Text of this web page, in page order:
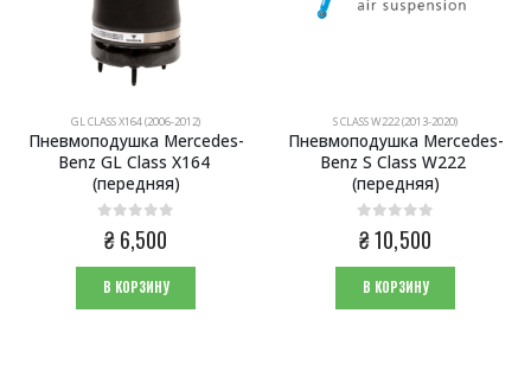
GL CLASS X164 (2006-2012)
Пневмоподушка Mercedes-
Benz GL Class X164
(передняя)
0из 5
₴6,500
В КОРЗИНУ
S CLASS W222 (2013-2020)
Пневмоподушка Mercedes-
Benz S Class W222
(передняя)
0 из 5
₴10,500
В КОРЗИНУ